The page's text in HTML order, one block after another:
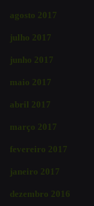
agosto 2017
julho 2017
junho 2017
maio 2017
abril 2017
março 2017
fevereiro 2017
janeiro 2017
dezembro 2016